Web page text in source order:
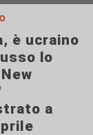
è ucraino
lo
a